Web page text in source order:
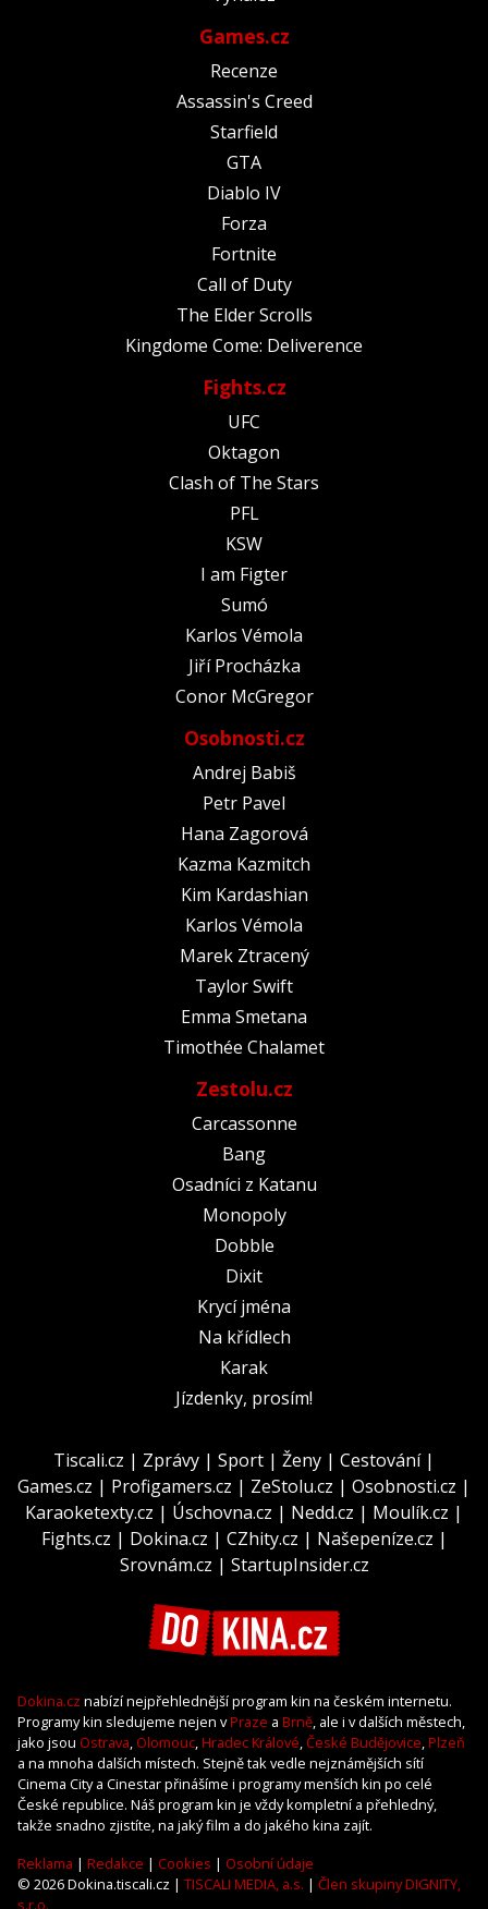
Games.cz
Recenze
Assassin's Creed
Starfield
GTA
Diablo IV
Forza
Fortnite
Call of Duty
The Elder Scrolls
Kingdome Come: Deliverence
Fights.cz
UFC
Oktagon
Clash of The Stars
PFL
KSW
I am Figter
Sumó
Karlos Vémola
Jiří Procházka
Conor McGregor
Osobnosti.cz
Andrej Babiš
Petr Pavel
Hana Zagorová
Kazma Kazmitch
Kim Kardashian
Karlos Vémola
Marek Ztracený
Taylor Swift
Emma Smetana
Timothée Chalamet
Zestolu.cz
Carcassonne
Bang
Osadníci z Katanu
Monopoly
Dobble
Dixit
Krycí jména
Na křídlech
Karak
Jízdenky, prosím!
Tiscali.cz | Zprávy | Sport | Ženy | Cestování|
Games.cz | Profigamers.cz | ZeStolu.cz | Osobnosti.cz |
Karaoketexty.cz | Úschovna.cz | Nedd.cz | Moulík.cz |
Fights.cz | Dokina.cz | CZhity.cz | Našepeníze.cz |
Srovnám.cz | StartupInsider.cz
Dokina.cz nabízí nejpřehlednější program kin na českém internetu.
Programy kin sledujeme nejen vPraze a Brně, ale i v dalších městech,
jako jsou Ostrava, Olomouc,Hradec Králové,České Budějovice,Plzeň
a na mnoha dalších místech. Stejně tak vedle nejznámějších sítí
Cinema City a Cinestar přinášíme i programy menších kin po celé
České republice. Náš program kin je vždy kompletní a přehledný,
takže snadno zjistíte, na jaký film a do jakého kina zajít.
Reklama | Redakce | Cookies | Osobní údaje
© 2026 Dokina.tiscali.cz | TISCALI MEDIA, a.s. | Člen skupiny DIGNITY,
s.r.o.